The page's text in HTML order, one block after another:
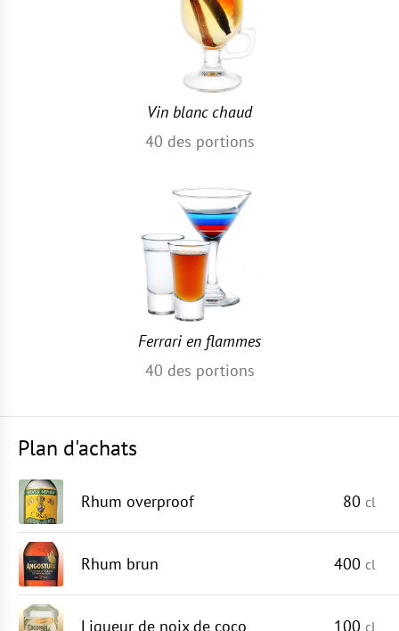
Vin blanc chaud
40 des portions
Ferrari en flammes
40 des portions
Plan d'achats
Rhum overproof 80 cl
Rhum brun 400 cl
Liqueur de noix de coco 100 cl